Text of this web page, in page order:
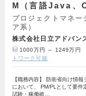
M（言語Java、
プロジェクトマネー
ア系）
株式会社日立アドバン
1000万円 ～ 1249万円
トワーク可能
【職務内容】 防衛省向け情
において、 PM/PLとして要件
試験・稼働維…